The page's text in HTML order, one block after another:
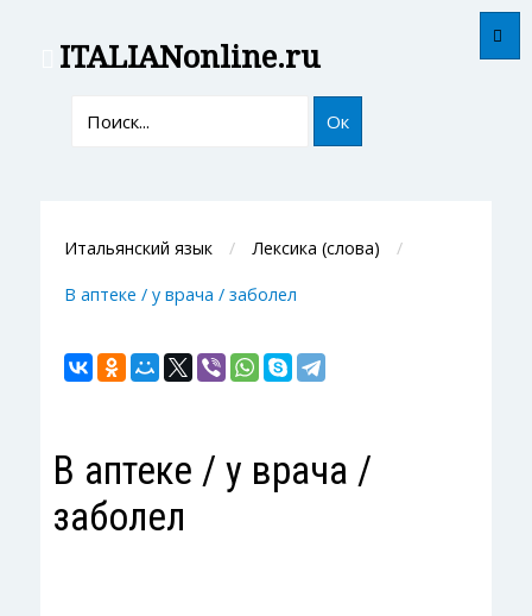
ITALIANonline.ru
Ок
Итальянский язык Лексика (слова)
В аптеке / у врача / заболел
В аптеке / у врача /
заболел